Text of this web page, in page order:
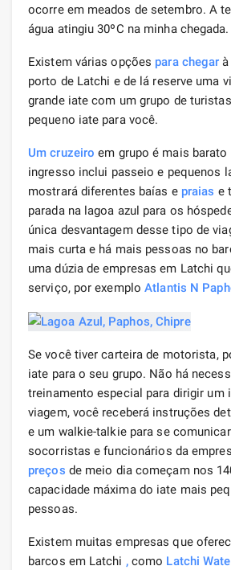
ocorre em meados de setembro. A
água atingiu 30ºC na minha chegada.
Existem várias opções para chegar à
porto de Latchi e de lá reserve uma
grande iate com um grupo de
pequeno iate para você.
Um cruzeiro em grupo é mais barato
ingresso inclui passeio e pequenos
mostrará diferentes baías e praias e
parada na lagoa azul para os
única desvantagem desse tipo de
mais curta e há mais pessoas no
uma dúzia de empresas em Latchi
serviço, por exemploAtlantis N
Se você tiver carteira de motorista,
iate para o seu grupo. Não há
treinamento especial para dirigir um
viagem, você receberá instruções
e um walkie-talkie para se
socorristas e funcionários da
preços de meio dia começam nos
capacidade máxima do iate mais
pessoas.
Existem muitas empresas que
barcos em Latchi ,como Latchi